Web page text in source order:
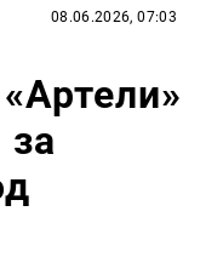
08.06.2026, 07:03